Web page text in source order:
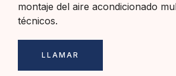
montaje del aire acondicionado
técnicos.
LLAMAR